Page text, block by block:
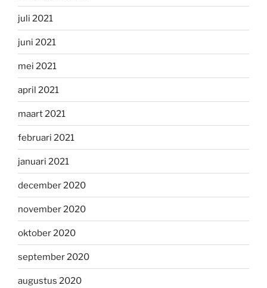
juli 2021
juni 2021
mei 2021
april 2021
maart 2021
februari 2021
januari 2021
december 2020
november 2020
oktober 2020
september 2020
augustus 2020